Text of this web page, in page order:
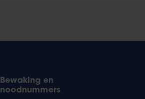
Bewaking en
noodnummers